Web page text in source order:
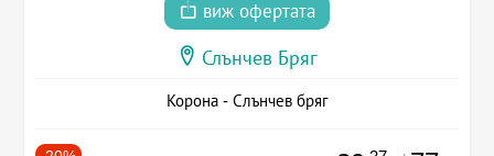
виж офертата
Слънчев Бряг
Корона - Слънчев бряг